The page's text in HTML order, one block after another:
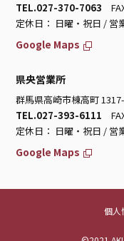
TEL.027-370-7063
定休日： 日曜・祝日 / 営
Google Maps
県央営業所
群馬県高崎市棟高町
TEL.027-393-6111
定休日： 日曜・祝日 / 営
Google Maps
個人